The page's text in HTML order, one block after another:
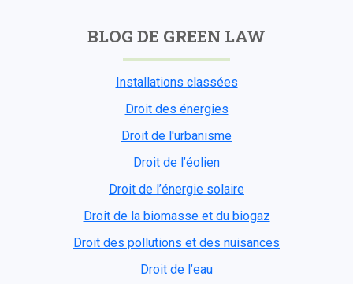
BLOG DE GREEN LAW
Installations classées
Droit des énergies
Droit de l'urbanisme
Droit de l’éolien
Droit de l’énergie solaire
Droit de la biomasse et du biogaz
Droit des pollutions et des nuisances
Droit de l’eau